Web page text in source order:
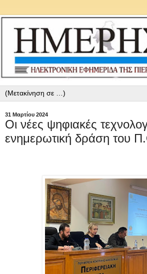
31 Μαρτίου 2024
Οι νέες ψηφιακές
ενημερωτική δράση του